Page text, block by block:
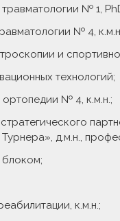
№ 1,
№ 4,
и
технологий;
№ 4, к.м.н.;
д.м.н.,
к.м.н.;